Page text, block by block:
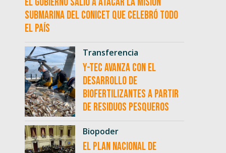
submarina del CONICET que celebró todo
el país
Transferencia
Y-TEC avanza con el
desarrollo de
biofertilizantes a partir
de residuos pesqueros
Biopoder
El Plan Nacional de